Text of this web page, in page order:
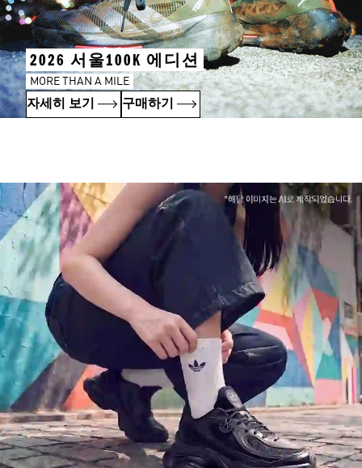
2026 서울100K 에디션
MORE THAN A MILE
자세히 보기 구매하기